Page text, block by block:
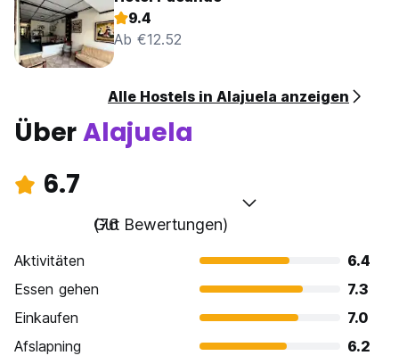
9.4
Ab €12.52
Alle Hostels in Alajuela anzeigen
ÜberAlajuela
6.7
Gut
(76 Bewertungen)
Aktivitäten
6.4
Essen gehen
7.3
Einkaufen
7.0
Afslapning
6.2